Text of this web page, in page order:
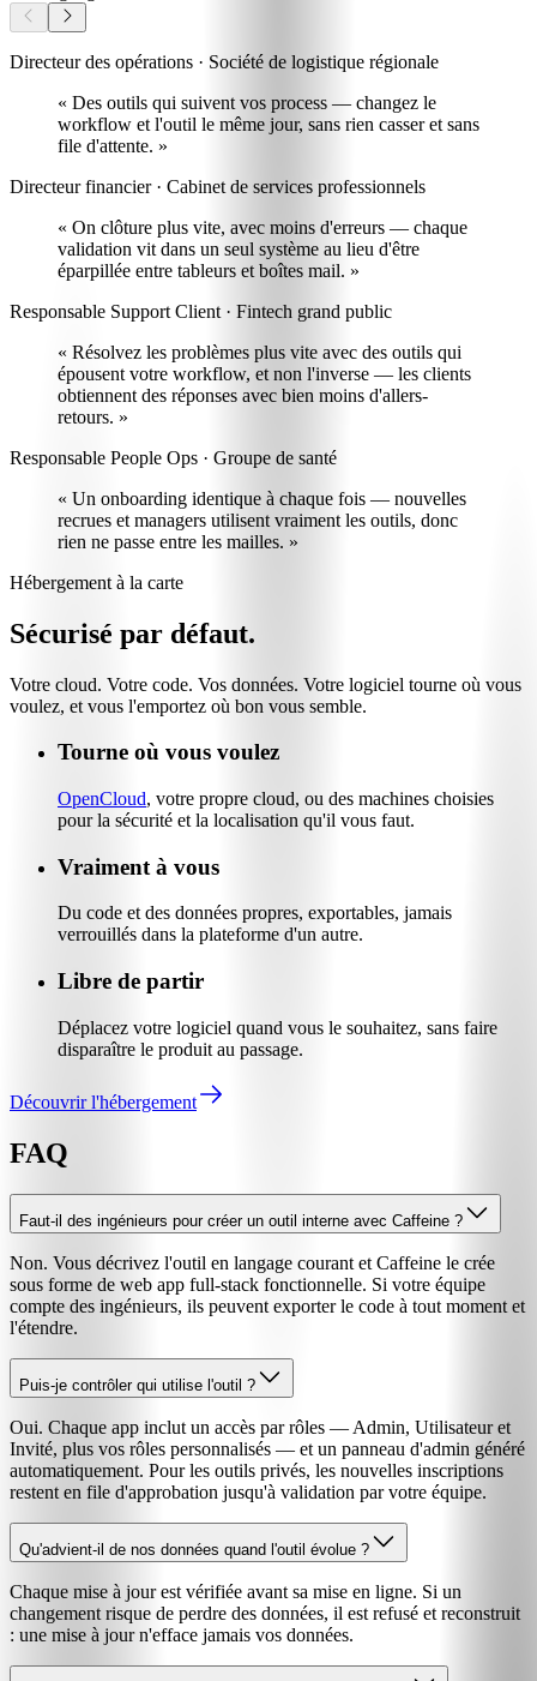
Directeur des opérations · Société de logistique régionale
« Des outils qui suivent vos process — changez le
workflow et l'outil le même jour, sans rien casser et sans
file d'attente. »
Directeur financier · Cabinet de services professionnels
« On clôture plus vite, avec moins d'erreurs — chaque
validation vit dans un seul système au lieu d'être
éparpillée entre tableurs et boîtes mail. »
Responsable Support Client · Fintech grand public
« Résolvez les problèmes plus vite avec des outils qui
épousent votre workflow, et non l'inverse — les clients
obtiennent des réponses avec bien moins d'allers-
retours. »
Responsable People Ops · Groupe de santé
« Un onboarding identique à chaque fois — nouvelles
recrues et managers utilisent vraiment les outils, donc
rien ne passe entre les mailles. »
Hébergement à la carte
Sécurisé par défaut.
Votre cloud. Votre code. Vos données. Votre logiciel tourne où vous
voulez, et vous l'emportez où bon vous semble.
Tourne où vous voulez
OpenCloud, votre propre cloud, ou des machines choisies
pour la sécurité et la localisation qu'il vous faut.
Vraiment à vous
Du code et des données propres, exportables, jamais
verrouillés dans la plateforme d'un autre.
Libre de partir
Déplacez votre logiciel quand vous le souhaitez, sans faire
disparaître le produit au passage.
Découvrir l'hébergement
FAQ
Faut-il des ingénieurs pour créer un outil interne avec Caffeine ?
Non. Vous décrivez l'outil en langage courant et Caffeine le crée
sous forme de web app full-stack fonctionnelle. Si votre équipe
compte des ingénieurs, ils peuvent exporter le code à tout moment et
l'étendre.
Puis-je contrôler qui utilise l'outil ?
Oui. Chaque app inclut un accès par rôles — Admin, Utilisateur et
Invité, plus vos rôles personnalisés — et un panneau d'admin généré
automatiquement. Pour les outils privés, les nouvelles inscriptions
restent en file d'approbation jusqu'à validation par votre équipe.
Qu'advient-il de nos données quand l'outil évolue ?
Chaque mise à jour est vérifiée avant sa mise en ligne. Si un
changement risque de perdre des données, il est refusé et reconstruit
: une mise à jour n'efface jamais vos données.